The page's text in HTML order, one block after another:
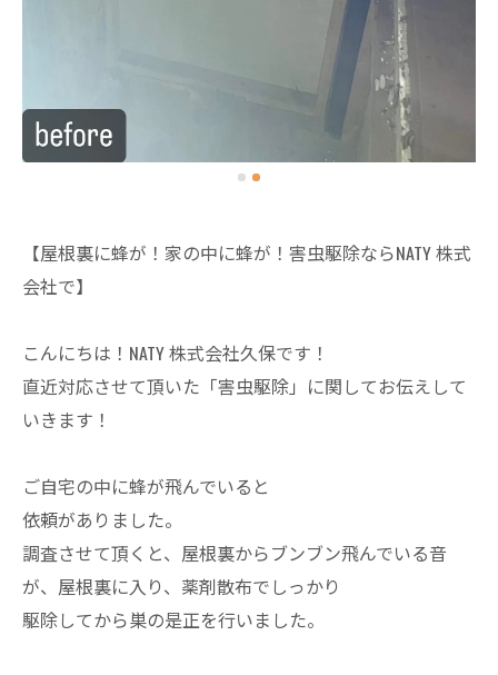
【屋根裏に蜂が！家の中に蜂が！害虫駆除ならNATY 株式
会社で】
こんにちは！NATY 株式会社久保です！
直近対応させて頂いた「害虫駆除」に関してお伝えして
いきます！
ご自宅の中に蜂が飛んでいると
依頼がありました。
調査させて頂くと、屋根裏からブンブン飛んでいる音
が、屋根裏に入り、薬剤散布でしっかり
駆除してから巣の是正を行いました。